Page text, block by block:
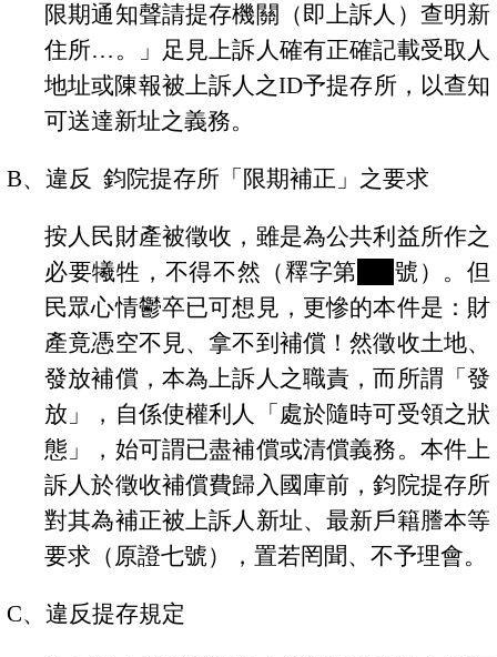
限期通知聲請提存機關（即上訴人）查明新
住所… 。」足見上訴人確有正確記載受取人
地址或陳報被上訴人之ID予提存所，以查知
可送達新址之義務。
B、違反 鈞院提存所「限期補正」之要求
按人民財產被徵收，雖是為公共利益所作之
必要犧牲，不得不然（釋字第
號）。但
民眾心情鬱卒已可想見，更慘的本件是：財
產竟憑空不見、拿不到補償！然徵收土地、
發放補償，本為上訴人之職責，而所謂「發
放」，自係使權利人「處於隨時可受領之狀
態」，始可謂已盡補償或清償義務。本件上
訴人於徵收補償費歸入國庫前，鈞院提存所
對其為補正被上訴人新址、最新戶籍謄本等
要求（原證七號），置若罔聞、不予理會。
C、違反提存規定